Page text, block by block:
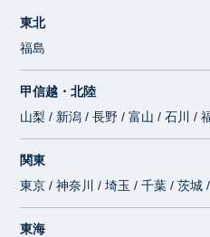
東北
福島
甲信越・北陸
山梨 / 新潟 / 長野 / 富山 / 石川 /
関東
東京 / 神奈川 / 埼玉 / 千葉 / 茨城
東海